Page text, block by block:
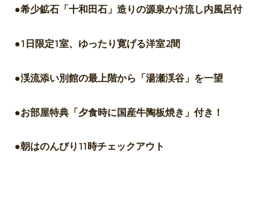
●希少鉱石「十和田石」造りの源泉かけ流し内風呂付
●1日限定1室、ゆったり寛げる洋室2間
●渓流添い別館の最上階から「湯瀬渓谷」を一望
●お部屋特典「夕食時に国産牛陶板焼き」付き！
●朝はのんびり11時チェックアウト